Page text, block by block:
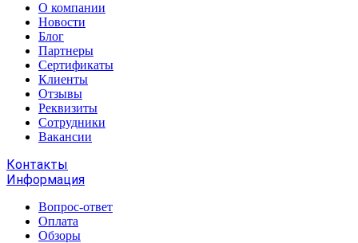
О компании
Новости
Блог
Партнеры
Сертификаты
Клиенты
Отзывы
Реквизиты
Сотрудники
Вакансии
Контакты
Информация
Вопрос-ответ
Оплата
Обзоры